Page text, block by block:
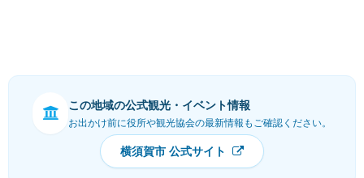
この地域の公式観光・イベント情報
お出かけ前に役所や観光協会の最新情報もご確認ください。
横須賀市 公式サイト